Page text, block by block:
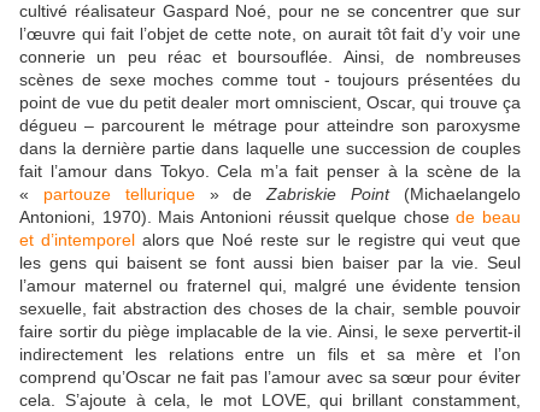
cultivé réalisateur Gaspard Noé, pour ne se concentrer que sur
l’œuvre qui fait l’objet de cette note, on aurait tôt fait d’y voir une
connerie un peu réac et boursouflée. Ainsi, de nombreuses
scènes de sexe moches comme tout - toujours présentées du
point de vue du petit dealer mort omniscient, Oscar, qui trouve ça
dégueu – parcourent le métrage pour atteindre son paroxysme
dans la dernière partie dans laquelle une succession de couples
fait l’amour dans Tokyo. Cela m’a fait penser à la scène de la
« partouze tellurique» deZabriskie Point(Michaelangelo
Antonioni, 1970). Mais Antonioni réussit quelque chosede beau
et d’intemporelalors que Noé reste sur le registre qui veut que
les gens qui baisent se font aussi bien baiser par la vie. Seul
l’amour maternel ou fraternel qui, malgré une évidente tension
sexuelle, fait abstraction des choses de la chair, semble pouvoir
faire sortir du piège implacable de la vie. Ainsi, le sexe pervertit-il
indirectement les relations entre un fils et sa mère et l’on
comprend qu’Oscar ne fait pas l’amour avec sa sœur pour éviter
cela. S’ajoute à cela, le mot LOVE, qui brillant constamment,